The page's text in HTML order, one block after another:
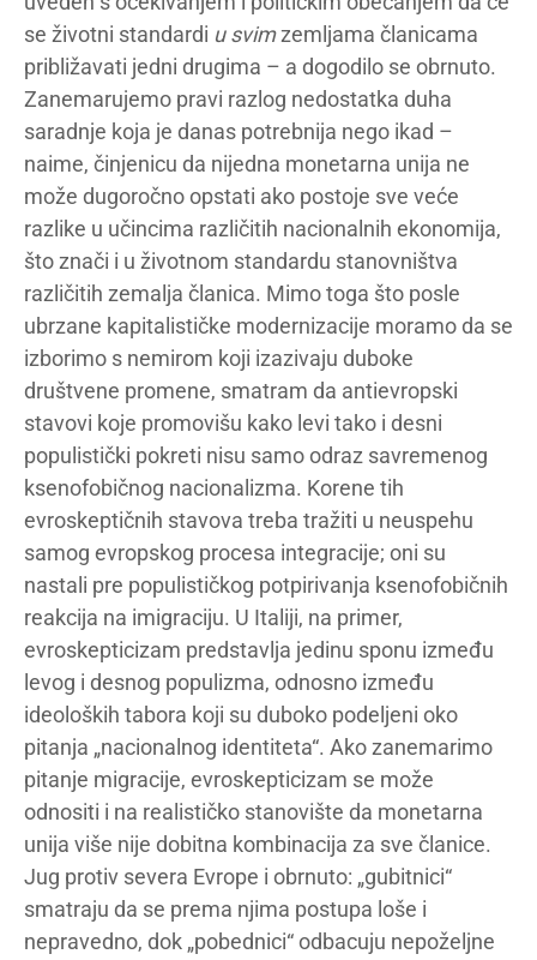
se životni standardi u svimzemljama članicama
približavati jedni drugima – a dogodilo se obrnuto.
Zanemarujemo pravi razlog nedostatka duha
saradnje koja je danas potrebnija nego ikad –
naime, činjenicu da nijedna monetarna unija ne
može dugoročno opstati ako postoje sve veće
razlike u učincima različitih nacionalnih ekonomija,
što znači i u životnom standardu stanovništva
različitih zemalja članica. Mimo toga što posle
ubrzane kapitalističke modernizacije moramo da se
izborimo s nemirom koji izazivaju duboke
društvene promene, smatram da antievropski
stavovi koje promovišu kako levi tako i desni
populistički pokreti nisu samo odraz savremenog
ksenofobičnog nacionalizma. Korene tih
evroskeptičnih stavova treba tražiti u neuspehu
samog evropskog procesa integracije; oni su
nastali pre populističkog potpirivanja ksenofobičnih
reakcija na imigraciju. U Italiji, na primer,
evroskepticizam predstavlja jedinu sponu između
levog i desnog populizma, odnosno između
ideoloških tabora koji su duboko podeljeni oko
pitanja „nacionalnog identiteta“. Ako zanemarimo
pitanje migracije, evroskepticizam se može
odnositi i na realističko stanovište da monetarna
unija više nije dobitna kombinacija za sve članice.
Jug protiv severa Evrope i obrnuto: „gubitnici“
smatraju da se prema njima postupa loše i
nepravedno, dok „pobednici“ odbacuju nepoželjne